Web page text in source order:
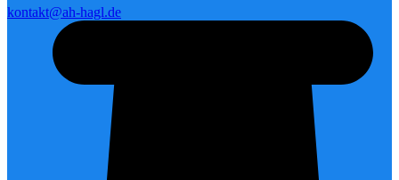
kontakt@ah-hagl.de